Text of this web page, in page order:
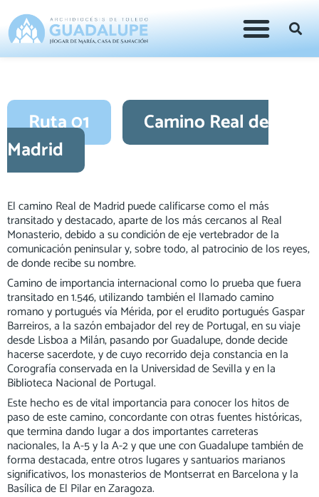
Ruta 01
Camino Real de
Madrid
El camino Real de Madrid puede calificarse como el más
transitado y destacado, aparte de los más cercanos al Real
Monasterio, debido a su condición de eje vertebrador de la
comunicación peninsular y, sobre todo, al patrocinio de los reyes,
de donde recibe su nombre.
Camino de importancia internacional como lo prueba que fuera
transitado en 1.546, utilizando también el llamado camino
romano y portugués vía Mérida, por el erudito portugués Gaspar
Barreiros, a la sazón embajador del rey de Portugal, en su viaje
desde Lisboa a Milán, pasando por Guadalupe, donde decide
hacerse sacerdote, y de cuyo recorrido deja constancia en la
Corografía conservada en la Universidad de Sevilla y en la
Biblioteca Nacional de Portugal.
Este hecho es de vital importancia para conocer los hitos de
paso de este camino, concordante con otras fuentes históricas,
que termina dando lugar a dos importantes carreteras
nacionales, la A-5 y la A-2 y que une con Guadalupe también de
forma destacada, entre otros lugares y santuarios marianos
significativos, los monasterios de Montserrat en Barcelona y la
Basílica de El Pilar en Zaragoza.